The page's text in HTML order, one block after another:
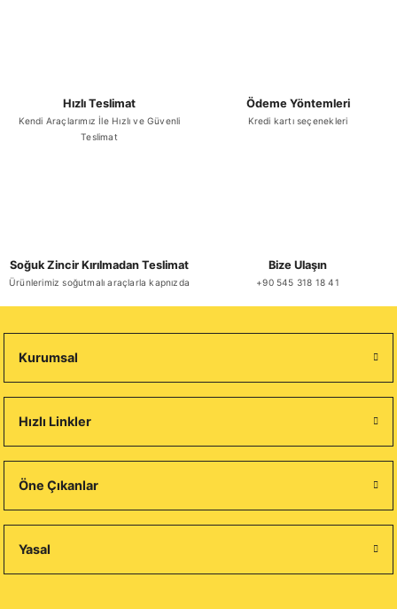
Hızlı Teslimat
Kendi Araçlarımız İle Hızlı ve Güvenli
Teslimat
Ödeme Yöntemleri
Kredi kartı seçenekleri
Soğuk Zincir Kırılmadan Teslimat
Ürünlerimiz soğutmalı araçlarla kapnızda
Bize Ulaşın
+90 545 318 18 41
Kurumsal
Hızlı Linkler
Öne Çıkanlar
Yasal